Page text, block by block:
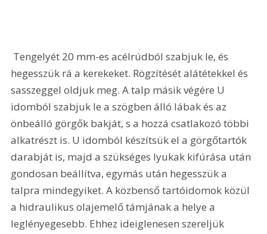
hegesszük rá a kerekeket. Rögzítését alátétekkel és
sasszeggel oldjuk meg. A talp másik végére U
idomból szabjuk le a szögben álló lábak és az
önbeálló görgők bakját, s a hozzá csatlakozó többi
alkatrészt is. U idomból készítsük el a görgőtartók
darabját is, majd a szükséges lyukak kifúrása után
gondosan beállítva, egymás után hegesszük a
talpra mindegyiket. A közbenső tartóidomok közül
a hidraulikus olajemelő támjának a helye a
leglényegesebb. Ehhez ideiglenesen szereljük